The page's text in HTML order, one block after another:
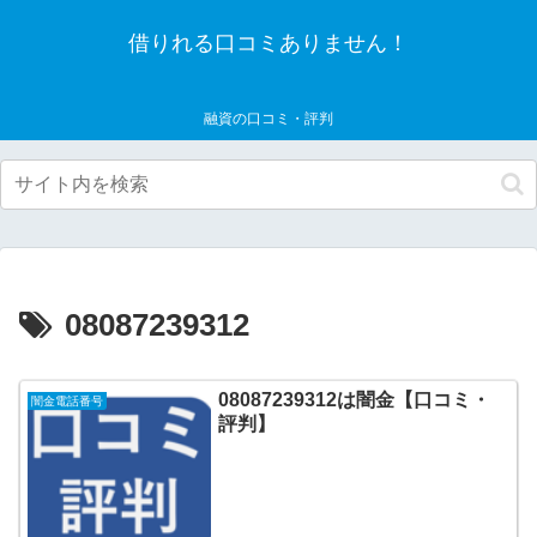
借りれる口コミありません！
融資の口コミ・評判
08087239312
闇金電話番号
08087239312は闇金【口コミ・
評判】